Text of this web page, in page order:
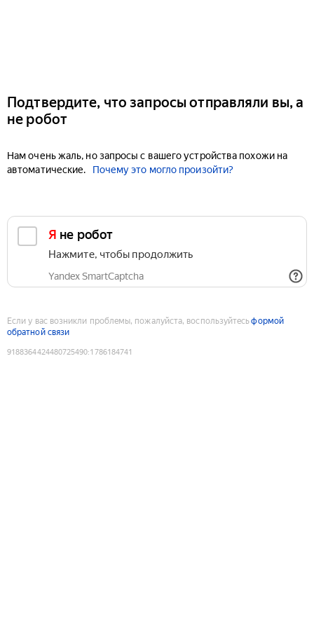
Подтвердите, что запросы отправляли вы, а
не робот
Нам очень жаль, но запросы с вашего устройства похожи на
автоматические.
Почему это могло произойти?
Я не робот
Нажмите, чтобы продолжить
Yandex SmartCaptcha
Если у вас возникли проблемы, пожалуйста, воспользуйтесьформой
обратной связи
9188364424480725490:1786184741